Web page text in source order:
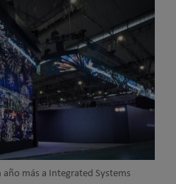
año más a Integrated Systems